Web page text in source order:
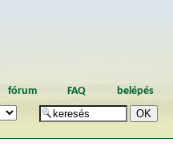
fórum FAQ belépés